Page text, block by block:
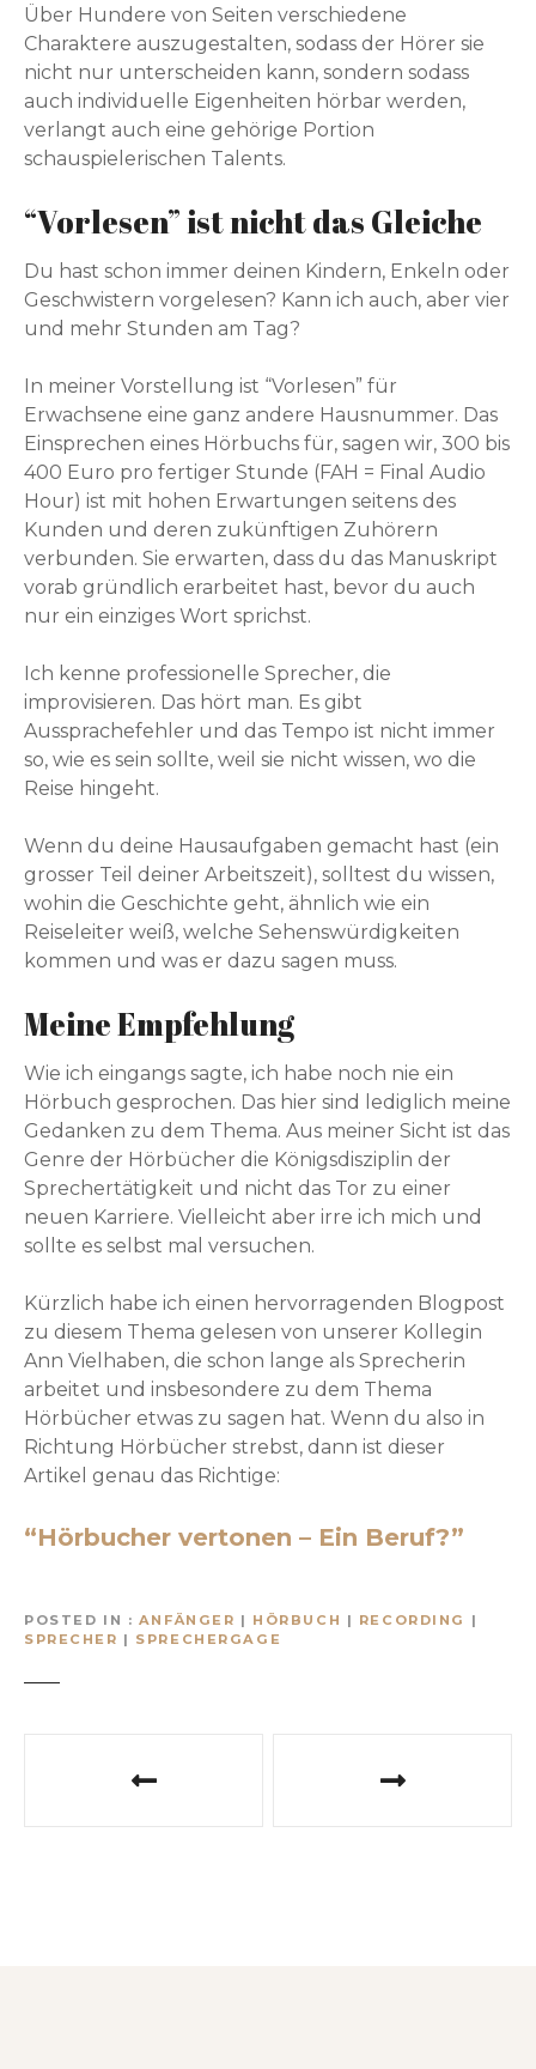
Über Hundere von Seiten verschiedene
Charaktere auszugestalten, sodass der Hörer sie
nicht nur unterscheiden kann, sondern sodass
auch individuelle Eigenheiten hörbar werden,
verlangt auch eine gehörige Portion
schauspielerischen Talents.
“Vorlesen” ist nicht das Gleiche
Du hast schon immer deinen Kindern, Enkeln oder
Geschwistern vorgelesen? Kann ich auch, aber vier
und mehr Stunden am Tag?
In meiner Vorstellung ist “Vorlesen” für
Erwachsene eine ganz andere Hausnummer. Das
Einsprechen eines Hörbuchs für, sagen wir, 300 bis
400 Euro pro fertiger Stunde (FAH = Final Audio
Hour) ist mit hohen Erwartungen seitens des
Kunden und deren zukünftigen Zuhörern
verbunden. Sie erwarten, dass du das Manuskript
vorab gründlich erarbeitet hast, bevor du auch
nur ein einziges Wort sprichst.
Ich kenne professionelle Sprecher, die
improvisieren. Das hört man. Es gibt
Aussprachefehler und das Tempo ist nicht immer
so, wie es sein sollte, weil sie nicht wissen, wo die
Reise hingeht.
Wenn du deine Hausaufgaben gemacht hast (ein
grosser Teil deiner Arbeitszeit), solltest du wissen,
wohin die Geschichte geht, ähnlich wie ein
Reiseleiter weiß, welche Sehenswürdigkeiten
kommen und was er dazu sagen muss.
Meine Empfehlung
Wie ich eingangs sagte, ich habe noch nie ein
Hörbuch gesprochen. Das hier sind lediglich meine
Gedanken zu dem Thema. Aus meiner Sicht ist das
Genre der Hörbücher die Königsdisziplin der
Sprechertätigkeit und nicht das Tor zu einer
neuen Karriere. Vielleicht aber irre ich mich und
sollte es selbst mal versuchen.
Kürzlich habe ich einen hervorragenden Blogpost
zu diesem Thema gelesen von unserer Kollegin
Ann Vielhaben, die schon lange als Sprecherin
arbeitet und insbesondere zu dem Thema
Hörbücher etwas zu sagen hat. Wenn du also in
Richtung Hörbücher strebst, dann ist dieser
Artikel genau das Richtige:
“Hörbucher vertonen – Ein Beruf?”
POSTED IN ANFÄNGER | HÖRBUCH | RECORDING
|
SPRECHER | SPRECHERGAGE